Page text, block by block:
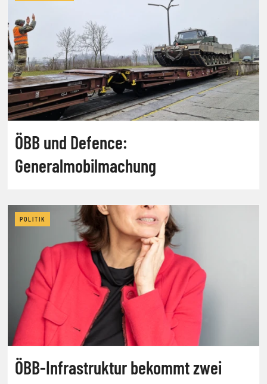
ÖBB und Defence:
Generalmobilmachung
POLITIK
ÖBB-Infrastruktur bekommt zwei